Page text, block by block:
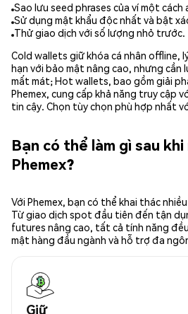
Sao lưu seed phrases của ví một
Sử dụng mật khẩu độc nhất và bật
Thử giao dịch với số lượng nhỏ trước.
Cold wallets giữ khóa cá nhân offline,
hạn với bảo mật nâng cao, nhưng
mất mát; Hot wallets, bao gồm giải
Phemex, cung cấp khả năng truy cập
tin cậy. Chọn tùy chọn phù hợp nhất
Bạn có thể làm gì sau
Phemex?
Với Phemex, bạn có thể khai thác
Từ giao dịch spot đầu tiên đến tận
futures nâng cao, tất cả tính năng
mật hàng đầu ngành và hỗ trợ đa
Giữ